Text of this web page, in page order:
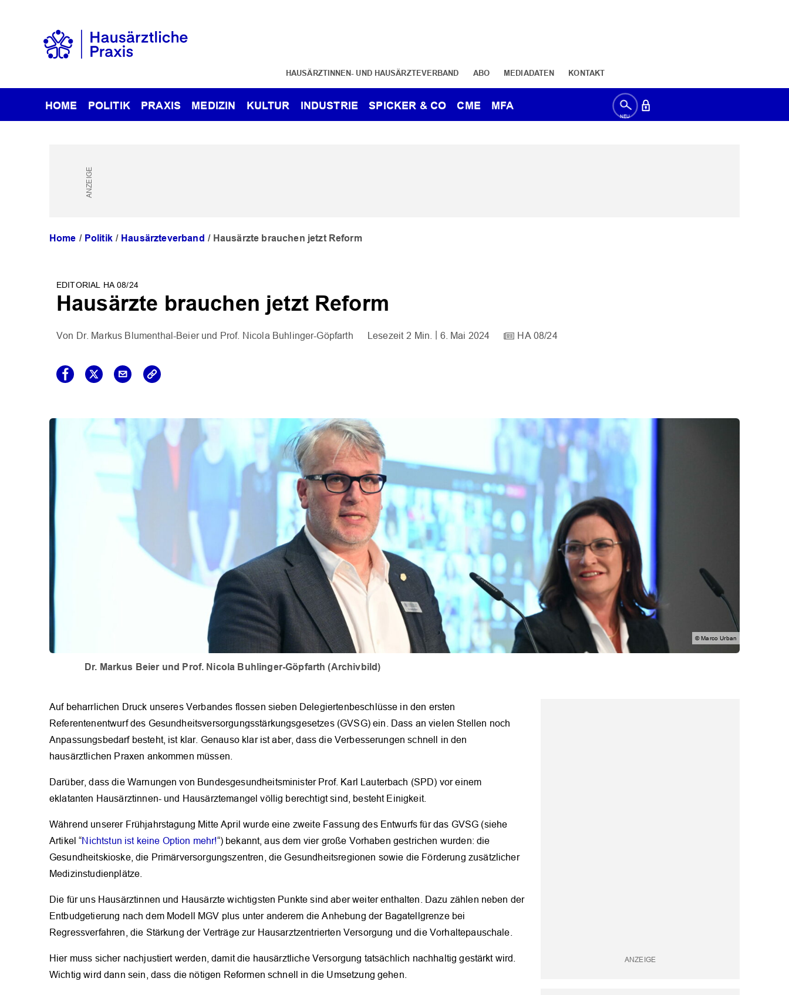
HAUSÄRZTINNEN- UND HAUSÄRZTEVERBAND ABO MEDIADATEN KONTAKT
HOME POLITIK PRAXIS MEDIZIN KULTUR INDUSTRIE SPICKER & CO CME MFA
OK
Home Politik Hausärzteverband Hausärzte brauchen jetzt Reform
EDITORIAL HA 08/24
Hausärzte brauchen jetzt Reform
Dr. Markus Blumenthal-Beier Prof. Nicola Buhlinger-Göpfarth 2 Min. 6. Mai 2024 HA 08/24
© Marco Urban
Dr. Markus Beier und Prof. Nicola Buhlinger-Göpfarth (Archivbild)
Auf beharrlichen Druck unseres Verbandes flossen sieben Delegiertenbeschlüsse in den ersten
Referentenentwurf des Gesundheitsversorgungsstärkungsgesetzes (GVSG) ein. Dass an vielen Stellen noch
Anpassungsbedarf besteht, ist klar. Genauso klar ist aber, dass die Verbesserungen schnell in den
hausärztlichen Praxen ankommen müssen.
Darüber, dass die Warnungen von Bundesgesundheitsminister Prof. Karl Lauterbach (SPD) vor einem
eklatanten Hausärztinnen- und Hausärztemangel völlig berechtigt sind, besteht Einigkeit.
Während unserer Frühjahrstagung Mitte April wurde eine zweite Fassung des Entwurfs für das GVSG (siehe
Artikel “Nichtstun ist keine Option mehr!“) bekannt, aus dem vier große Vorhaben gestrichen wurden: die
Gesundheitskioske, die Primärversorgungszentren, die Gesundheitsregionen sowie die Förderung zusätzlicher
Medizinstudienplätze.
Die für uns Hausärztinnen und Hausärzte wichtigsten Punkte sind aber weiter enthalten. Dazu zählen neben der
Entbudgetierung nach dem Modell MGV plus unter anderem die Anhebung der Bagatellgrenze bei
Regressverfahren, die Stärkung der Verträge zur Hausarztzentrierten Versorgung und die Vorhaltepauschale.
Hier muss sicher nachjustiert werden, damit die hausärztliche Versorgung tatsächlich nachhaltig gestärkt wird.
Wichtig wird dann sein, dass die nötigen Reformen schnell in die Umsetzung gehen.